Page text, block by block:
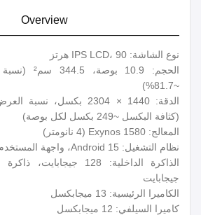
Overview
نوع الشاشة: IPS LCD، 90 هرتز
الحجم: 10.9
~81.7%)
(كثافة البكسل ~249 بكسل لكل بوصة)
المعالج: Exynos 1580 (4 نانومتر)
نظام التشغيل: Android 15، واجهة المستخدم One UI 7
جيجابايت
الكاميرا الرئيسية: 13 ميجابكسل
كاميرا السيلفي: 12 ميجابكسل